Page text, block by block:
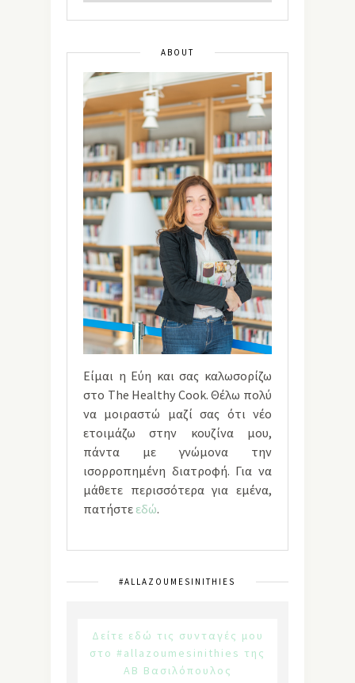
ABOUT
Είμαι η Εύη και σας καλωσορίζω
στο The Healthy Cook. Θέλω πολύ
να μοιραστώ μαζί σας ότι νέο
ετοιμάζω στην κουζίνα μου,
πάντα με γνώμονα την
ισορροπημένη διατροφή. Για να
μάθετε περισσότερα για εμένα,
πατήστε εδώ.
#ALLAZOUMESINITHIES
Δείτε εδώ τις συνταγές μου
στο #allazoumesinithies της
ΑΒ Βασιλόπουλος